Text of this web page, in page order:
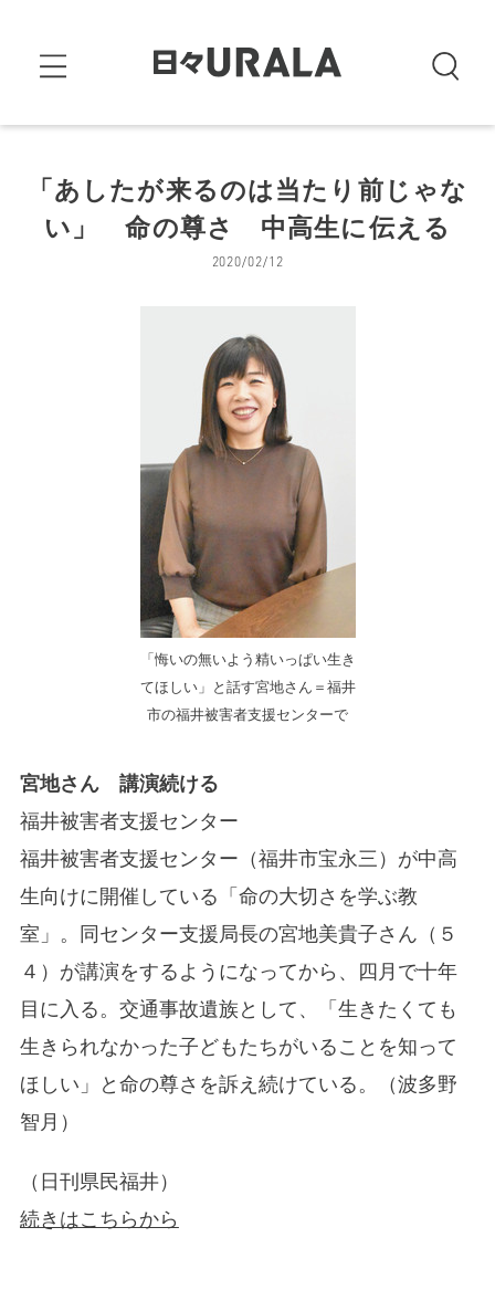
「あしたが来るのは当たり前じゃな
い」 命の尊さ 中高生に伝える
2020/02/12
「悔いの無いよう精いっぱい生き
てほしい」と話す宮地さん＝福井
市の福井被害者支援センターで
宮地さん 講演続ける
福井被害者支援センター
福井被害者支援センター（福井市宝永三）が中高
生向けに開催している「命の大切さを学ぶ教
室」。同センター支援局長の宮地美貴子さん（５
４）が講演をするようになってから、四月で十年
目に入る。交通事故遺族として、「生きたくても
生きられなかった子どもたちがいることを知って
ほしい」と命の尊さを訴え続けている。（波多野
智月）
（日刊県民福井）
続きはこちらから